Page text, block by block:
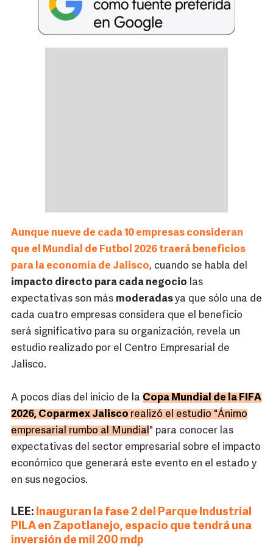
Aunque nueve de cada 10 empresas consideran
que el Mundial de Futbol 2026 traerá beneficios
para la economía de Jalisco, cuando se habla del
impacto directo para cada negocio las
expectativas son más moderadasya que sólo una de
cada cuatro empresas considera que el beneficio
será significativo para su organización, revela un
estudio realizado por el Centro Empresarial de
Jalisco.
A pocos días del inicio de la Copa Mundial de la FIFA
2026, Coparmex Jalisco realizó el estudio "Ánimo
empresarial rumbo al Mundial" para conocer las
expectativas del sector empresarial sobre el impacto
económico que generará este evento en el estado y
en sus negocios.
LEE: Inauguran la fase 2 del Parque Industrial
PILA en Zapotlanejo, espacio que tendrá una
inversión de mil 200 mdp